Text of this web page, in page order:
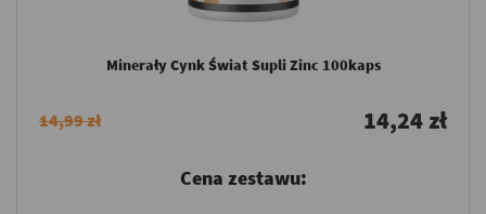
Minerały Cynk Świat Supli Zinc 100kaps
14,99 zł 14,24 zł
Cena zestawu: